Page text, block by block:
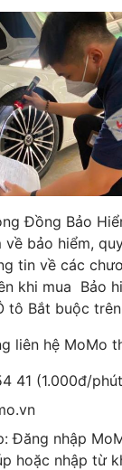
Đồng Bảo
bảo hiểm,
tin về các
khi mua Bảo
tô Bắt buộc
liên hệ MoMo
41 (1.000đ/
Đăng nhập
hoặc nhập từ